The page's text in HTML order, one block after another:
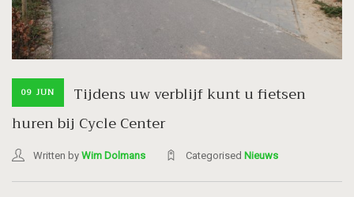
09 JUN
Tijdens uw verblijf kunt u fietsen
huren bij Cycle Center
Written by Wim Dolmans Categorised Nieuws